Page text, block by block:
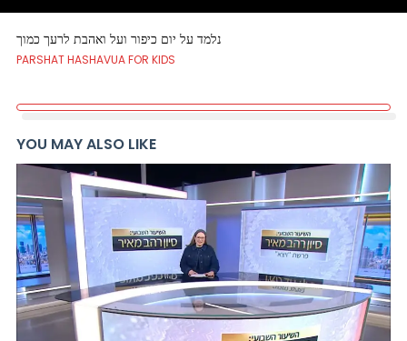
נלמד על יום כיפור ועל ואהבת לרעך כמוך
PARSHAT HASHAVUA FOR KIDS
YOU MAY ALSO LIKE